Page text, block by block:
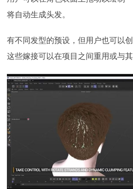
将自动生成头发。
有不同发型的预设，但用户也可以
这些嫁接可以在项目之间重用或与其